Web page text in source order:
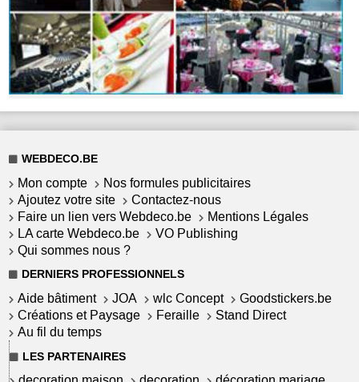
WEBDECO.BE
Mon compte
Nos formules publicitaires
Ajoutez votre site
Contactez-nous
Faire un lien vers Webdeco.be
Mentions Légales
LA carte Webdeco.be
VO Publishing
Qui sommes nous ?
DERNIERS PROFESSIONNELS
Aide bâtiment JOA wlc Concept
Goodstickers.be
Créations et Paysage
Feraille
Stand Direct
Au fil du temps
LES PARTENAIRES